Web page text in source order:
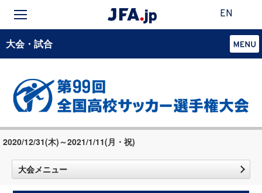
EN
大会・試合
2020/12/31(木)～2021/1/11(月・祝)
大会メニュー